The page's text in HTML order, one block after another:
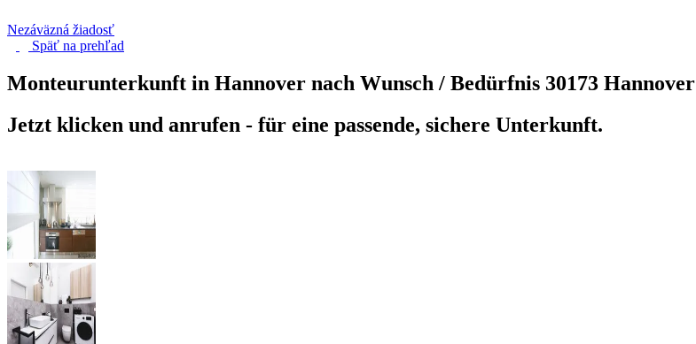
Nezáväzná žiadosť
Späť na prehľad
Monteurunterkunft in Hannover nach Wunsch / Bedürfnis 30173 Hannover
Jetzt klicken und anrufen - für eine passende, sichere Unterkunft.